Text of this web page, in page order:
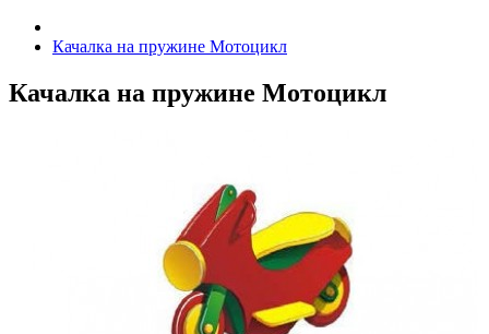
Качалка на пружине Мотоцикл
Качалка на пружине Мотоцикл